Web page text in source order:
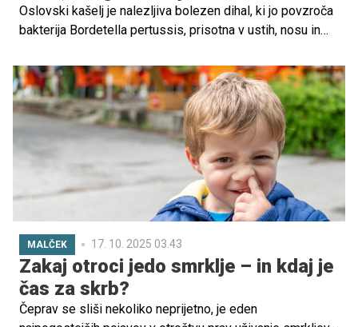
Oslovski kašelj je nalezljiva bolezen dihal, ki jo povzroča
bakterija Bordetella pertussis, prisotna v ustih, nosu in
pojavi pri otrocih in lahko povzroči dolgotrajne epizode
kašlja, ki trajajo od 4 do 8 tednov. Posebej ogroženi so
dojenčki in majhni otroci, pri katerih je potek bolezni
MALČEK 17. 10. 2025 03.43
Zakaj otroci jedo smrklje – in kdaj je
čas za skrb?
Čeprav se sliši nekoliko neprijetno, je eden